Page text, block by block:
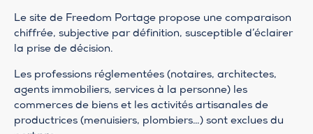
Le site de Freedom Portage propose une comparaison
chiffrée, subjective par définition, susceptible d’éclairer
la prise de décision.
Les professions réglementées (notaires, architectes,
agents immobiliers, services à la personne) les
commerces de biens et les activités artisanales de
productrices (menuisiers, plombiers…) sont exclues du